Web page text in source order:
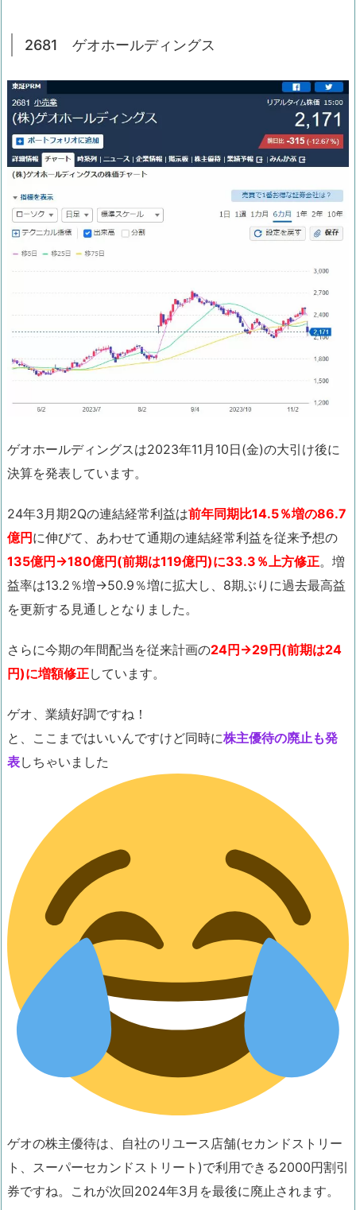
2681 ゲオホールディングス
ゲオホールディングスは2023年11月10日(金)の大引け後に
決算を発表しています。
24年3月期2Qの連結経常利益は前年同期比14.5％増の86.7
億円に伸びて、あわせて通期の連結経常利益を従来予想の
135億円→180億円(前期は119億円)に33.3％上方修正。増
益率は13.2％増→50.9％増に拡大し、8期ぶりに過去最高益
を更新する見通しとなりました。
さらに今期の年間配当を従来計画の24円→29円(前期は24
円)に増額修正しています。
ゲオ、業績好調ですね！
と、ここまではいいんですけど同時に株主優待の廃止も発
表しちゃいました
ゲオの株主優待は、自社のリユース店舗(セカンドストリー
ト、スーパーセカンドストリート)で利用できる2000円割引
券ですね。これが次回2024年3月を最後に廃止されます。